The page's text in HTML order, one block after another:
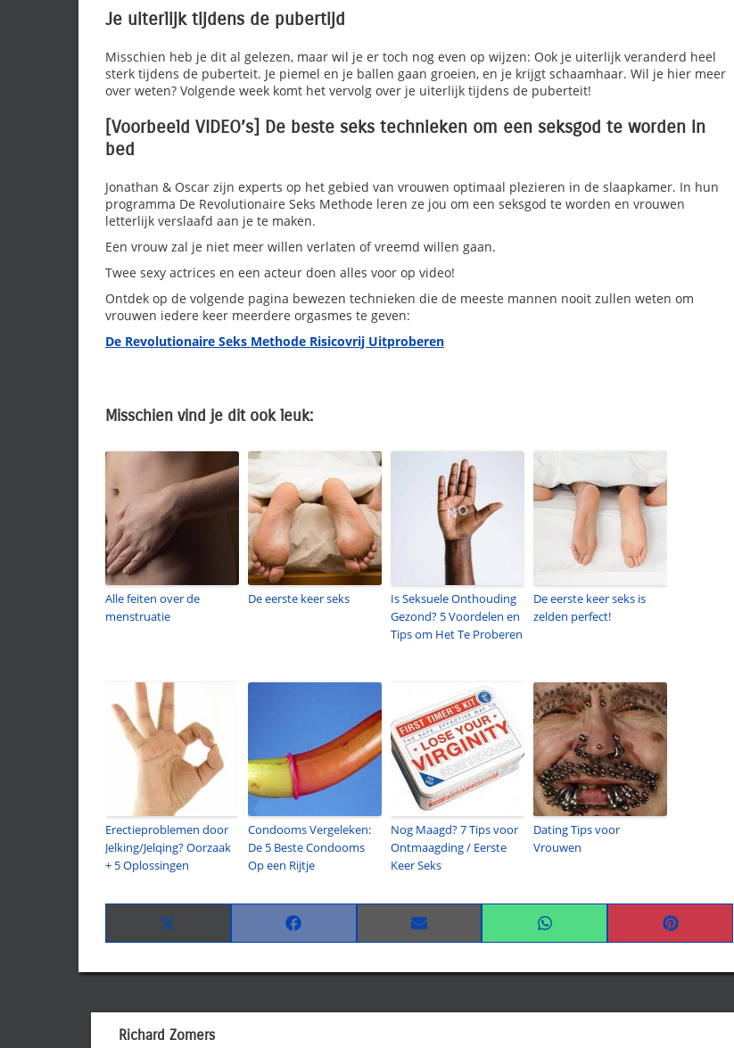
Je uiterlijk tijdens de pubertijd
Misschien heb je dit al gelezen, maar wil je er toch nog even op wijzen: Ook je uiterlijk veranderd heel
sterk tijdens de puberteit. Je piemel en je ballen gaan groeien, en je krijgt schaamhaar. Wil je hier meer
over weten? Volgende week komt het vervolg over je uiterlijk tijdens de puberteit!
[Voorbeeld VIDEO’s] De beste seks technieken om een seksgod te worden in
bed
Jonathan & Oscar zijn experts op het gebied van vrouwen optimaal plezieren in de slaapkamer. In hun
programma De Revolutionaire Seks Methode leren ze jou om een seksgod te worden en vrouwen
letterlijk verslaafd aan je te maken.
Een vrouw zal je niet meer willen verlaten of vreemd willen gaan.
Twee sexy actrices en een acteur doen alles voor op video!
Ontdek op de volgende pagina bewezen technieken die de meeste mannen nooit zullen weten om
vrouwen iedere keer meerdere orgasmes te geven:
De Revolutionaire Seks Methode Risicovrij Uitproberen
Misschien vind je dit ook leuk:
Alle feiten over de
menstruatie
De eerste keer seks
Is Seksuele Onthouding
Gezond? 5 Voordelen en
Tips om Het Te Proberen
De eerste keer seks is
zelden perfect!
Erectieproblemen door
Jelking/Jelqing? Oorzaak
+ 5 Oplossingen
Condooms Vergeleken:
De 5 Beste Condooms
Op een Rijtje
Nog Maagd? 7 Tips voor
Ontmaagding / Eerste
Keer Seks
Dating Tips voor
Vrouwen
Share
on
Share
on
Share
on
Share
on
Share
on
Richard Zomers